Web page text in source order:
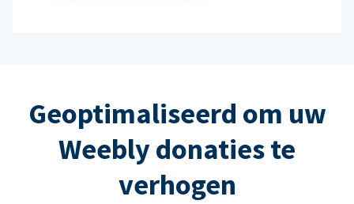
Geoptimaliseerd om uw
Weebly donaties te
verhogen